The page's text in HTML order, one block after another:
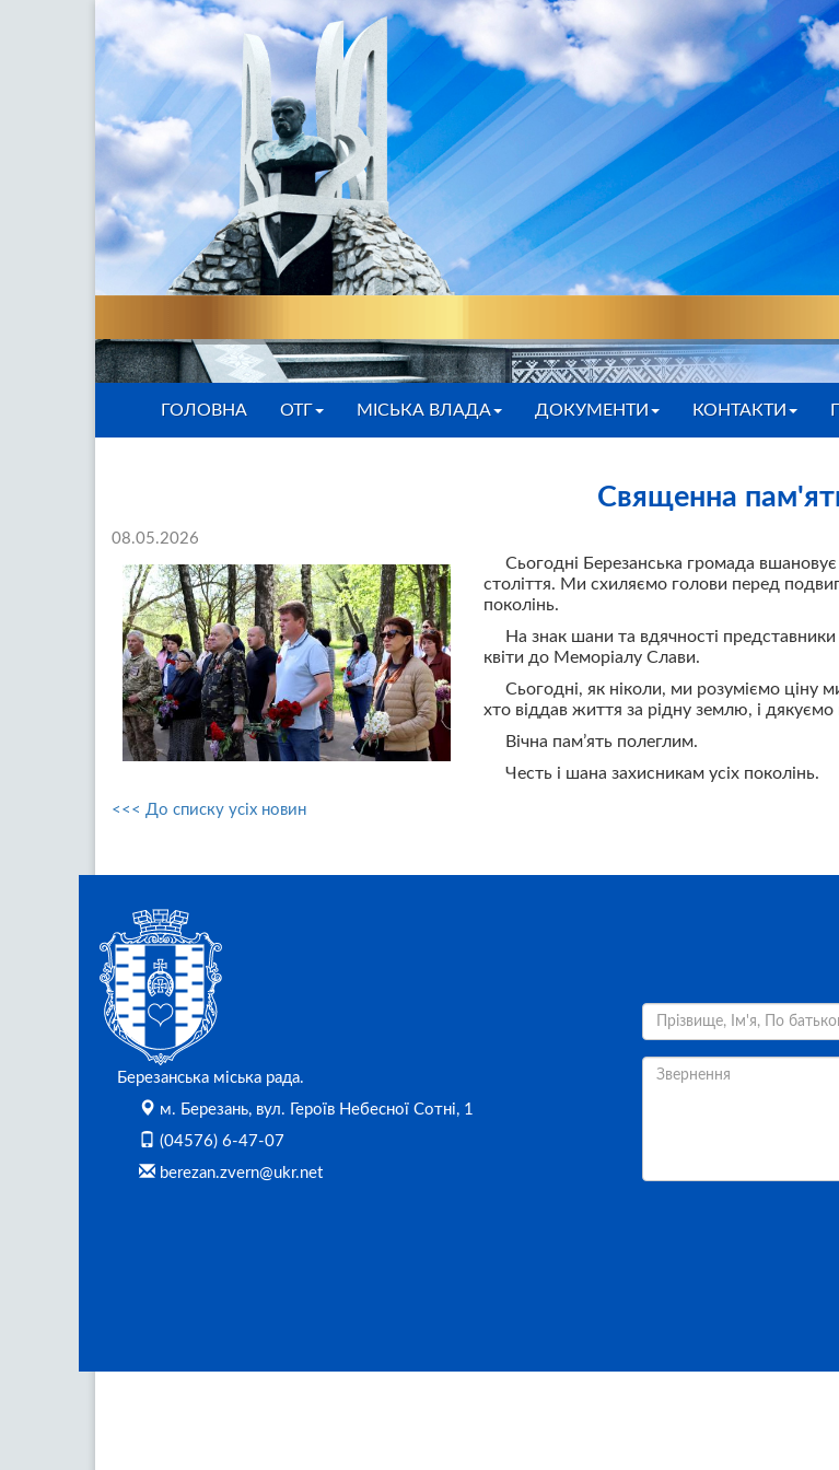
ГОЛОВНА ОТГ МІСЬКА ВЛАДА ДОКУМЕНТИ КОНТАКТИ
Священна
08.05.2026
Сьогодні Березанська громада
століття. Ми схиляємо голови перед
поколінь.
На знак шани та вдячності
квіти до Меморіалу Слави.
Сьогодні, як ніколи, ми розуміємо ціну
хто віддав життя за рідну землю, і
Вічна пам’ять полеглим.
Честь і шана захисникам усіх поколінь.
<<< До списку усіх новин
Березанська міська рада.
м. Березань, вул. Героїв Небесної Сотні, 1
(04576) 6-47-07
berezan.zvern@ukr.net